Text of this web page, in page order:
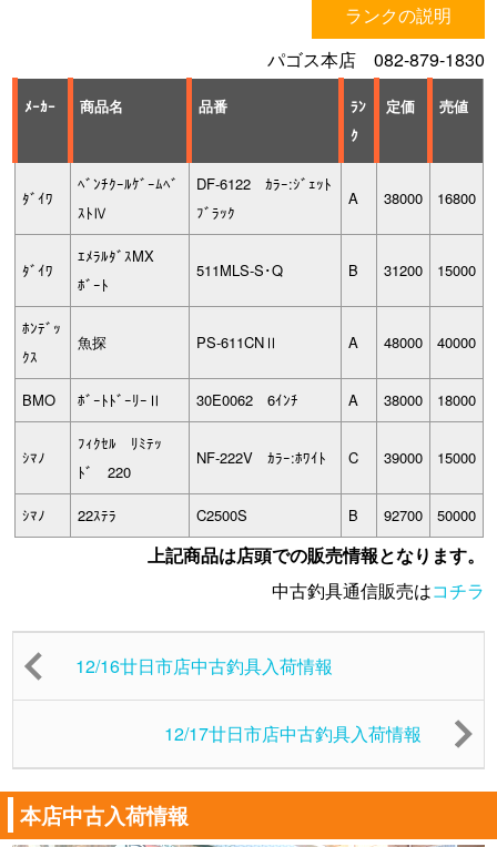
ランクの説明
パゴス本店 082-879-1830
ﾒｰｶｰ 商品名 品番
ﾗﾝ
ｸ
定価 売値
ﾀﾞｲﾜ
ﾍﾞﾝﾁｸｰﾙｹﾞｰﾑﾍﾞ
ｽﾄⅣ
DF-6122 ｶﾗｰ:ｼﾞｪｯﾄ
ﾌﾞﾗｯｸ
A 38000 16800
ﾀﾞｲﾜ
ｴﾒﾗﾙﾀﾞｽMX
ﾎﾞｰﾄ
511MLS-S･Q B 31200 15000
ﾎﾝﾃﾞｯ
ｸｽ
魚探 PS-611CNⅡ A 48000 40000
BMO ﾎﾞｰﾄﾄﾞｰﾘｰⅡ 30E0062 6ｲﾝﾁ A 38000 18000
ｼﾏﾉ
ﾌｨｸｾﾙ ﾘﾐﾃｯ
ﾄﾞ 220
NF-222V ｶﾗｰ:ﾎﾜｲﾄ C 39000 15000
ｼﾏﾉ 22ｽﾃﾗ C2500S B 92700 50000
上記商品は店頭での販売情報となります。
中古釣具通信販売はコチラ
12/16廿日市店中古釣具入荷情報
12/17廿日市店中古釣具入荷情報
本店中古入荷情報